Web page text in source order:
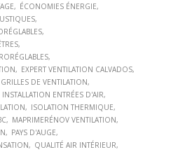
ÉCONOMIES ÉNERGIE
EXPERT VENTILATION CALVADOS
GRILLES DE VENTILATION
INSTALLATION ENTRÉES D'AIR
ISOLATION THERMIQUE
MAPRIMERÉNOV VENTILATION
PAYS D'AUGE
QUALITÉ AIR INTÉRIEUR